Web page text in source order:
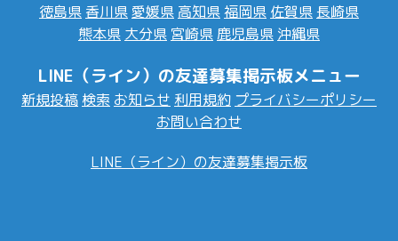
徳島県 香川県愛媛県 高知県福岡県 佐賀県 長崎県
熊本県 大分県 宮崎県 鹿児島県 沖縄県
LINE（ライン）の友達募集掲示板メニュー
新規投稿 検索 お知らせ 利用規約 プライバシーポリシー
お問い合わせ
LINE（ライン）の友達募集掲示板